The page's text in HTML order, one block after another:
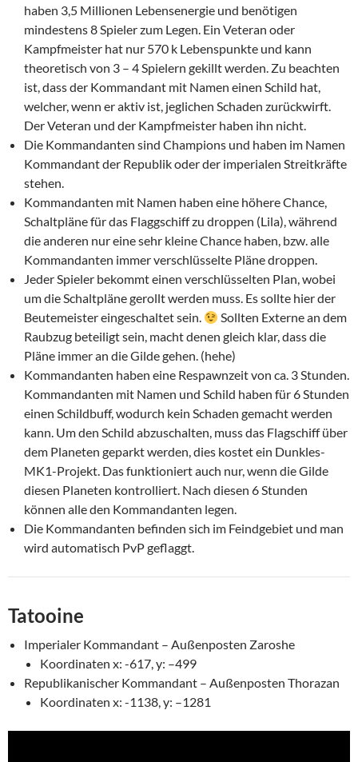
haben 3,5 Millionen Lebensenergie und benötigen
mindestens 8 Spieler zum Legen. Ein Veteran oder
Kampfmeister hat nur 570 k Lebenspunkte und kann
theoretisch von 3 – 4 Spielern gekillt werden. Zu beachten
ist, dass der Kommandant mit Namen einen Schild hat,
welcher, wenn er aktiv ist, jeglichen Schaden zurückwirft.
Der Veteran und der Kampfmeister haben ihn nicht.
Die Kommandanten sind Champions und haben im Namen
Kommandant der Republik oder der imperialen Streitkräfte
stehen.
Kommandanten mit Namen haben eine höhere Chance,
Schaltpläne für das Flaggschiff zu droppen (Lila), während
die anderen nur eine sehr kleine Chance haben, bzw. alle
Kommandanten immer verschlüsselte Pläne droppen.
Jeder Spieler bekommt einen verschlüsselten Plan, wobei
um die Schaltpläne gerollt werden muss. Es sollte hier der
Beutemeister eingeschaltet sein.
Sollten Externe an dem
Raubzug beteiligt sein, macht denen gleich klar, dass die
Pläne immer an die Gilde gehen. (hehe)
Kommandanten haben eine Respawnzeit von ca. 3 Stunden.
Kommandanten mit Namen und Schild haben für 6 Stunden
einen Schildbuff, wodurch kein Schaden gemacht werden
kann. Um den Schild abzuschalten, muss das Flagschiff über
dem Planeten geparkt werden, dies kostet ein Dunkles-
MK1-Projekt. Das funktioniert auch nur, wenn die Gilde
diesen Planeten kontrolliert. Nach diesen 6 Stunden
können alle den Kommandanten legen.
Die Kommandanten befinden sich im Feindgebiet und man
wird automatisch PvP geflaggt.
Tatooine
Imperialer Kommandant – Außenposten Zaroshe
Koordinaten x: -617, y: –499
Republikanischer Kommandant – Außenposten Thorazan
Koordinaten x: -1138, y: –1281